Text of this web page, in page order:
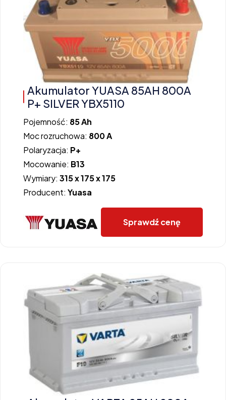
Akumulator YUASA 85AH 800A
P+ SILVER YBX5110
Pojemność: 85 Ah
Moc rozruchowa: 800 A
Polaryzacja: P+
Mocowanie: B13
Wymiary: 315 x 175 x 175
Producent: Yuasa
Sprawdź cenę